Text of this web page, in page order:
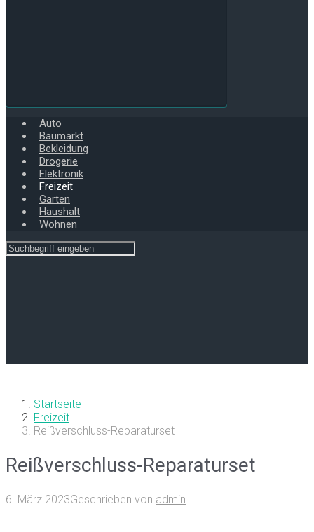
Auto
Baumarkt
Bekleidung
Drogerie
Elektronik
Freizeit
Garten
Haushalt
Wohnen
Startseite
Freizeit
Reißverschluss-Reparaturset
Reißverschluss-Reparaturset
6. März 2023Geschrieben von admin